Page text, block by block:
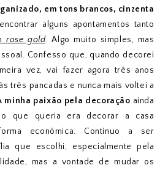
em tons brancos, cinzenta
alguns apontamentos tanto
rose gold. Algo muito simples, mas
Confesso que, quando decorei
vez, vai fazer agora três anos
três pancadas e nunca mais voltei a
minha paixão pela decoração ainda
que queria era decorar a casa
económica. Continuo a ser
que escolhi, especialmente pela
mas a vontade de mudar os